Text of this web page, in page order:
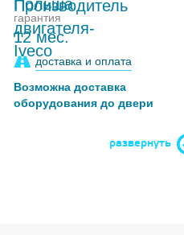
гарантия
12 мес.
доставка и оплата
Возможна доставка
оборудования до двери
развернуть